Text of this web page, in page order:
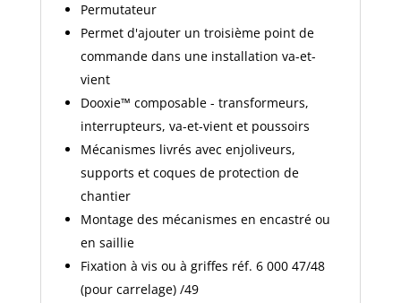
Permutateur
Permet d'ajouter un troisième point de
commande dans une installation va-et-
vient
Dooxie™ composable - transformeurs,
interrupteurs, va-et-vient et poussoirs
Mécanismes livrés avec enjoliveurs,
supports et coques de protection de
chantier
Montage des mécanismes en encastré ou
en saillie
Fixation à vis ou à griffes réf. 6 000 47/48
(pour carrelage) /49